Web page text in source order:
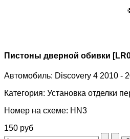
Пистоны дверной обивки
Автомобиль: Discovery 4 2010 -
Категория: Установка отделки
Номер на схеме: HN3
150 руб